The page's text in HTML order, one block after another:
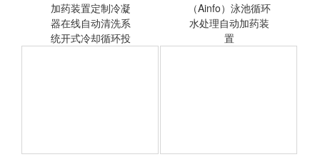
<查看详情> <查看详情>
加药装置定制冷凝
器在线自动清洗系
统开式冷却循环投
（Ainfo）泳池循环
水处理自动加药装
置